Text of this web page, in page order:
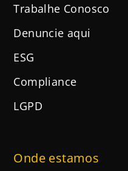
Trabalhe Conosco
Denuncie aqui
ESG
Compliance
LGPD
Onde estamos